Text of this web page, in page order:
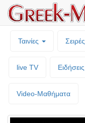
Ταινίες Σειρές
live TV Ειδήσεις
Video-Mαθήματα